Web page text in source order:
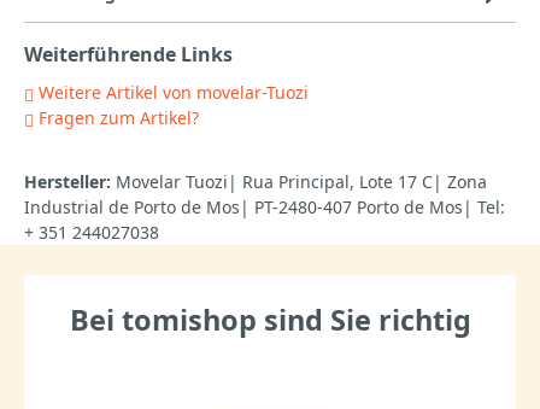
Weiterführende Links
Weitere Artikel von movelar-Tuozi
Fragen zum Artikel?
Hersteller: Movelar Tuozi| Rua Principal, Lote 17 C| Zona
Industrial de Porto de Mos| PT-2480-407 Porto de Mos| Tel:
+ 351 244027038
Bei tomishop sind Sie richtig